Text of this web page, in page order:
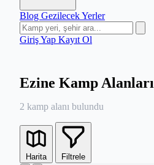
Blog Gezilecek Yerler
Giriş Yap Kayıt Ol
Ezine Kamp Alanları
2 kamp alanı bulundu
Harita Filtrele